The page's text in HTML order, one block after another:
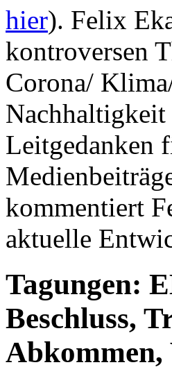
hier). Felix
kontroversen
Corona/
Leitgedanken
kommentiert
aktuelle
Tagungen:
Beschluss,
Abkommen,